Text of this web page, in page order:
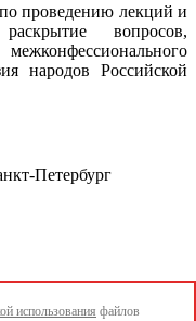
проведению лекций и
вопросов,
народов Российской
Петербург
национальных
целей развития
использования файлов